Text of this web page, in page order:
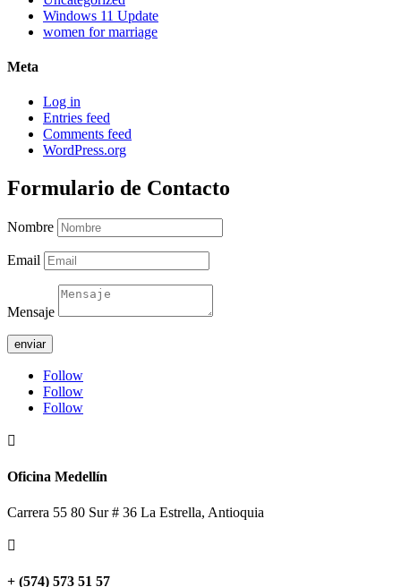
Windows 11 Update
women for marriage
Meta
Log in
Entries feed
Comments feed
WordPress.org
Formulario de Contacto
Nombre
Email
Mensaje
enviar
Follow
Follow
Follow

Oficina Medellín
Carrera 55 80 Sur # 36 La Estrella, Antioquia

+ (574) 573 51 57